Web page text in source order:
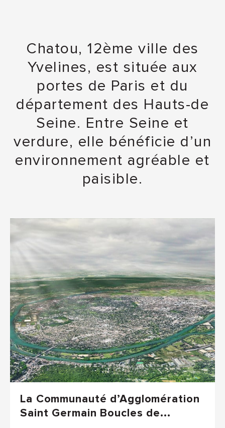
Chatou, 12ème ville des
Yvelines, est située aux
portes de Paris et du
département des Hauts-de
Seine. Entre Seine et
verdure, elle bénéficie d’un
environnement agréable et
paisible.
La Communauté d’Agglomération
Saint Germain Boucles de...